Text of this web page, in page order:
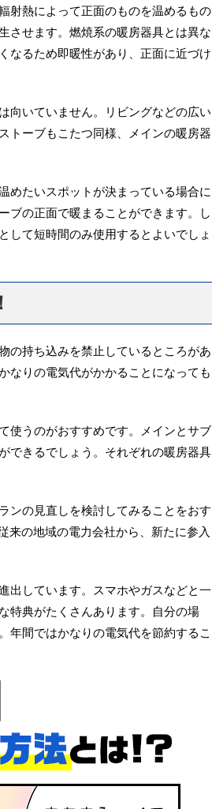
射熱によって正面のものを温めるもの
させます。燃焼系の暖房器具とは異な
なるため即暖性があり、正面に近づけ
向いていません。リビングなどの広い
トーブもこたつ同様、メインの暖房器
めたいスポットが決まっている場合に
ブの正面で暖まることができます。し
して短時間のみ使用するとよいでしょ
の持ち込みを禁止しているところがあ
なりの電気代がかかることになっても
使うのがおすすめです。メインとサブ
できるでしょう。それぞれの暖房器具
ンの見直しを検討してみることをおす
来の地域の電力会社から、新たに参入
出しています。スマホやガスなどと一
特典がたくさんあります。自分の場
年間ではかなりの電気代を節約するこ